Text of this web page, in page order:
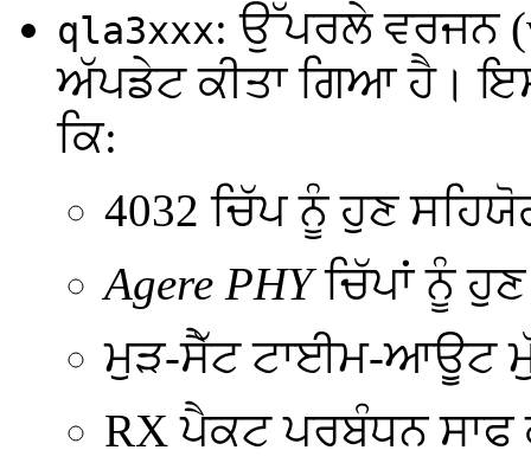
qla3xxx: ਉੱਪਰਲੇ ਵਰਜਨ
ਅੱਪਡੇਟ ਕੀਤਾ ਗਿਆ ਹੈ।
ਕਿ:
4032 ਚਿੱਪ ਨੂੰ ਹੁਣ
Agere PHYਚਿੱਪਾਂ ਨੂੰ
ਮੁੜ-ਸੈੱਟ ਟਾਈਮ-ਆਊਟ
RX ਪੈਕਟ ਪਰਬੰਧਨ ਸਾਫ